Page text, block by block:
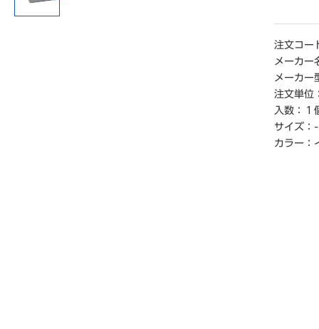
注文コー
メーカー
メーカー
注文単位
入数：
１
サイズ： -
カラー：